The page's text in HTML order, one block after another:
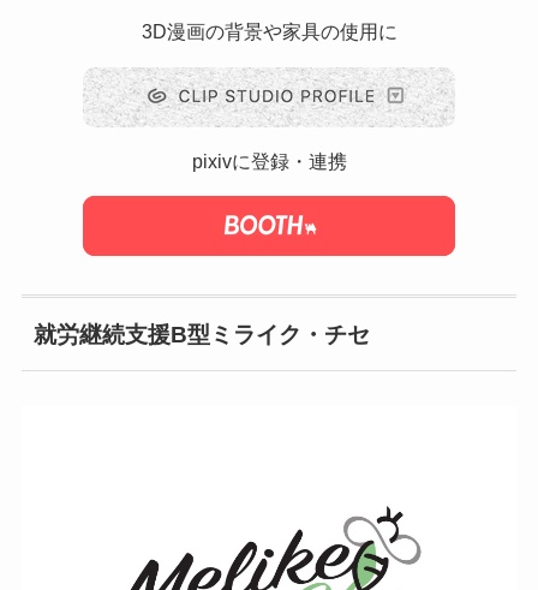
3D漫画の背景や家具の使用に
pixivに登録・連携
就労継続支援B型ミライク・チセ